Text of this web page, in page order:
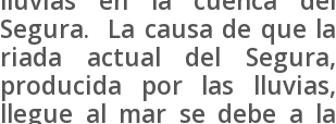
Segura. La causa de que la
riada actual del Segura,
producida por las lluvias,
llegue al mar se debe a la